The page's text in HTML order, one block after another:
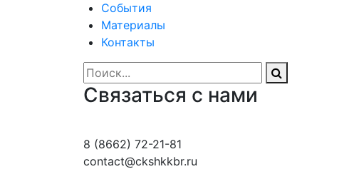
События
Материалы
Контакты
Связаться с нами
8 (8662) 72-21-81
contact@ckshkkbr.ru